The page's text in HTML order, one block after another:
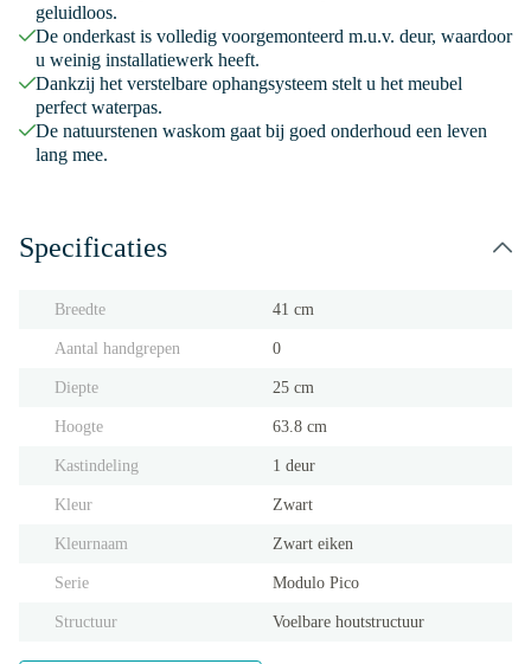
geluidloos.
De onderkast is volledig voorgemonteerd m.u.v. deur, waardoor
u weinig installatiewerk heeft.
Dankzij het verstelbare ophangsysteem stelt u het meubel
perfect waterpas.
De natuurstenen waskom gaat bij goed onderhoud een leven
lang mee.
Specificaties
Breedte 41 cm
Aantal handgrepen 0
Diepte 25 cm
Hoogte 63.8 cm
Kastindeling 1 deur
Kleur Zwart
Kleurnaam Zwart eiken
Serie Modulo Pico
Structuur Voelbare houtstructuur